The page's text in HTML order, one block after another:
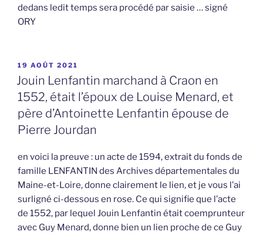
dedans ledit temps sera procédé par saisie … signé
ORY
PUBLIÉ
LE
19 AOÛT 2021
Jouin Lenfantin marchand à Craon en
1552, était l’époux de Louise Menard, et
père d’Antoinette Lenfantin épouse de
Pierre Jourdan
en voici la preuve : un acte de 1594, extrait du fonds de
famille LENFANTIN des Archives départementales du
Maine-et-Loire, donne clairement le lien, et je vous l’ai
surligné ci-dessous en rose. Ce qui signifie que l’acte
de 1552, par lequel Jouin Lenfantin était coemprunteur
avec Guy Menard, donne bien un lien proche de ce Guy